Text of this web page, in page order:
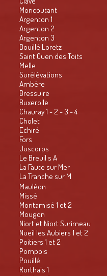
Moncoutant
Argenton 1
Argenton 2
Argenton 3
Bouillé Loretz
Saint Ouen des Toits
Melle
Surélévations
Ambère
Bressuire
Buxerolle
Chauray 1 - 2 - 3 - 4
Cholet
Echiré
Fors
Juscorps
Le Breuil s A
La Faute sur Mer
La Tranche sur M
Mauléon
Missé
Montamisé 1 et 2
Mougon
Niort et Niort Surimeau
Nueil les Aubiers 1 et 2
Poitiers 1 et 2
Pompois
Pouillé
Rorthais 1